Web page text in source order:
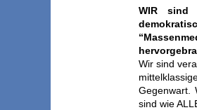
WIR sind
Wir sind
sind wie